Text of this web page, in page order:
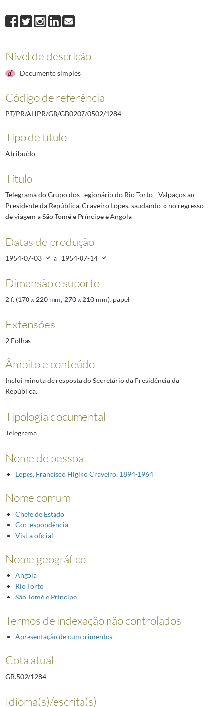
1285Telegrama do Presidente da Comissão Municipal de Assistência de
1286Telegrama do Presidente da Câmara dos Despachantes Oficiais da
1288
Telegrama do Provedor da Misericórdia da Lourinhã, José Palma
(...)
Nível de descrição
Documento simples
Código de referência
PT/PR/AHPR/GB/GB0207/0502/1284
Tipo de título
Atribuído
Título
Telegrama do Grupo dos Legionário do Rio Torto - Valpaços ao
Presidente da República, Craveiro Lopes, saudando-o no regresso
de viagem a São Tomé e Príncipe e Angola
Datas de produção
1954-07-03 a 1954-07-14
Dimensão e suporte
2 f. (170 x 220 mm; 270 x 210 mm); papel
Extensões
2 Folhas
Âmbito e conteúdo
Inclui minuta de resposta do Secretário da Presidência da
República.
Tipologia documental
Telegrama
Nome de pessoa
Lopes, Francisco Higino Craveiro. 1894-1964
Nome comum
Chefe de Estado
Correspondência
Visita oficial
Nome geográfico
Angola
Rio Torto
São Tomé e Príncipe
Termos de indexação não controlados
Apresentação de cumprimentos
Cota atual
GB.502/1284
Idioma(s)/escrita(s)